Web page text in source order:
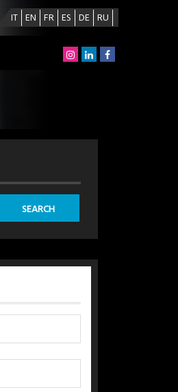
IT EN FR ES DE RU